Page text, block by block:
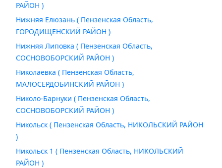
РАЙОН )
Нижняя Елюзань ( Пензенская Область,
ГОРОДИЩЕНСКИЙ РАЙОН )
Нижняя Липовка ( Пензенская Область,
СОСНОВОБОРСКИЙ РАЙОН )
Николаевка ( Пензенская Область,
МАЛОСЕРДОБИНСКИЙ РАЙОН )
Николо-Барнуки ( Пензенская Область,
СОСНОВОБОРСКИЙ РАЙОН )
Никольск ( Пензенская Область, НИКОЛЬСКИЙ РАЙОН
)
Никольск 1 ( Пензенская Область, НИКОЛЬСКИЙ
РАЙОН )